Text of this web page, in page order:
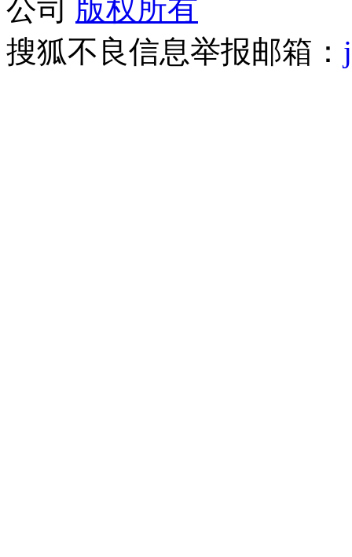
公司 版权所有
搜狐不良信息举报邮箱：